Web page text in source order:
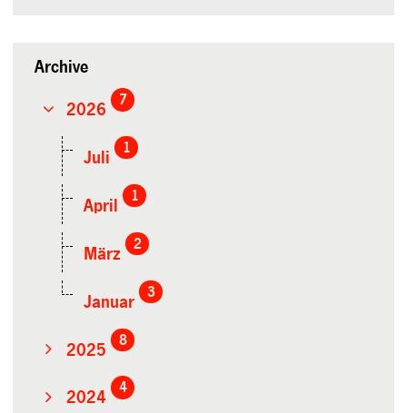
Archive
2026
7
Juli
1
April
1
März
2
Januar
3
2025
8
2024
4